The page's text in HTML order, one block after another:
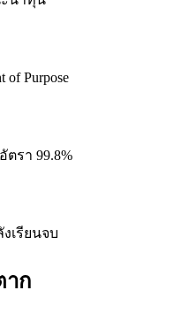
of Purpose
รา 99.8%
งเรียนจบ
าก